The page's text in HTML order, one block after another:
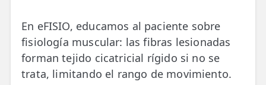
En eFISIO, educamos al paciente sobre
fisiología muscular: las fibras lesionadas
forman tejido cicatricial rígido si no se
trata, limitando el rango de movimiento.